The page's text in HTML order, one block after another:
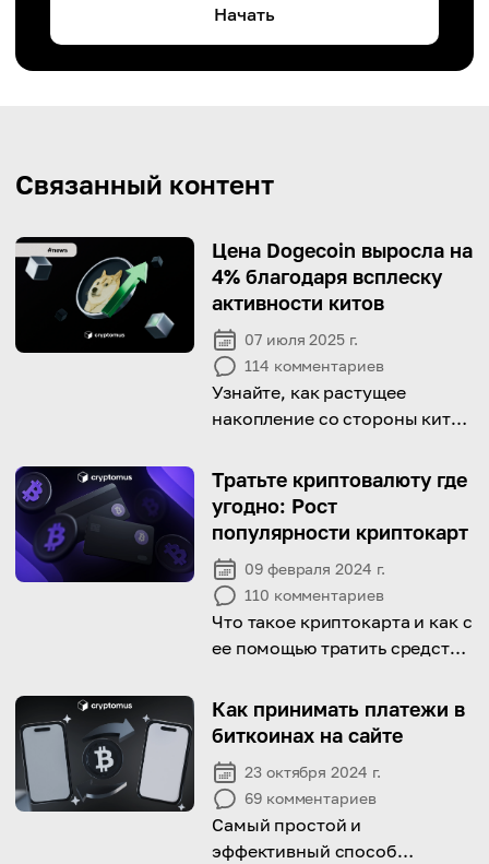
Начать
Связанный контент
Цена Dogecoin выросла на
4% благодаря всплеску
активности китов
07 июля 2025 г.
114 комментариев
Узнайте, как растущее
накопление со стороны китов
последнее движение цены
Dogecoin.
Тратьте криптовалюту где
угодно: Рост
популярности криптокарт
09 февраля 2024 г.
110 комментариев
Что такое криптокарта и как с
ее помощью тратить средства
Прочтите статью, чтобы
знать!
Как принимать платежи в
биткоинах на сайте
23 октября 2024 г.
69 комментариев
Самый простой и
эффективный способ